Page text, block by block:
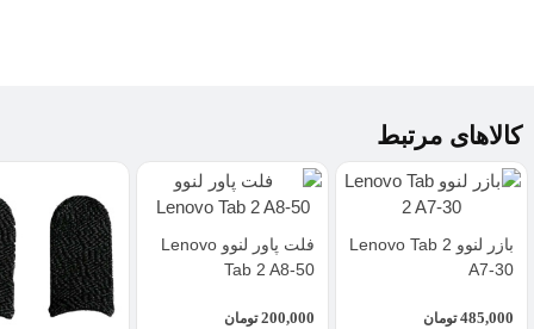
کالاهای مرتبط
بازر لنوو Lenovo Tab 2
A7-30
485,000 تومان
فلت پاور لنوو Lenovo
Tab 2 A8-50
200,000 تومان